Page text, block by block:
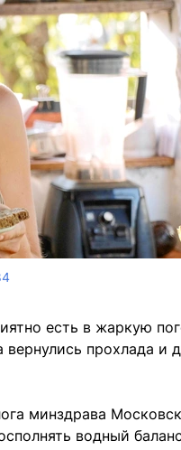
есть в жаркую
вернулись прохлада и
минздрава
водный